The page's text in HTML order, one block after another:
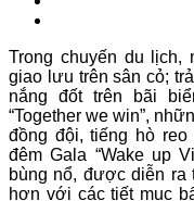
Trong chuyến du
giao lưu trên sân cỏ;
nắng đốt trên bãi
“Together we win”,
đồng đội, tiếng hò
đêm Gala “Wake up
bùng nổ, được diễn ra
hơn với các tiết mục